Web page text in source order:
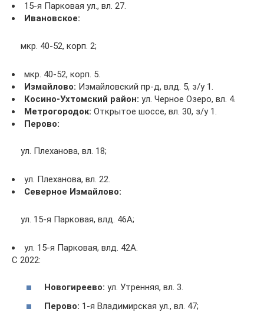
15-я Парковая ул., вл. 27.
Ивановское:
мкр. 40-52, корп. 2;
мкр. 40-52, корп. 5.
Измайлово: Измайловский пр-д, влд. 5, з/у 1.
Косино-Ухтомский район: ул. Черное Озеро, вл. 4.
Метрогородок: Открытое шоссе, вл. 30, з/у 1.
Перово:
ул. Плеханова, вл. 18;
ул. Плеханова, вл. 22.
Северное Измайлово:
ул. 15-я Парковая, влд. 46А;
ул. 15-я Парковая, влд. 42А.
С 2022:
Новогиреево: ул. Утренняя, вл. 3.
Перово: 1-я Владимирская ул., вл. 47;